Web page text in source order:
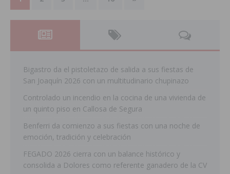
Bigastro da el pistoletazo de salida a sus fiestas de
San Joaquín 2026 con un multitudinario chupinazo
Controlado un incendio en la cocina de una vivienda de
un quinto piso en Callosa de Segura
Benferri da comienzo a sus fiestas con una noche de
emoción, tradición y celebración
FEGADO 2026 cierra con un balance histórico y
consolida a Dolores como referente ganadero de la CV